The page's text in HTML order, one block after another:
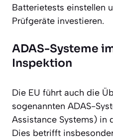
Batterietests einstellen
Prüfgeräte investieren.
ADAS-Systeme
Inspektion
Die EU führt auch die
sogenannten ADAS-
Assistance Systems) in
Dies betrifft